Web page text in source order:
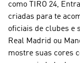
como
TIRO 24,
criadas para te
oficiais de clubes e
Real Madrid ou
mostre suas cores